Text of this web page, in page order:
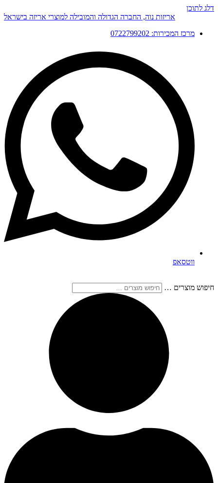
דלג לתוכן
אריזות נוה, החברה הגדולה והמובילה למוצרי אריזה בישראל
מרכז המכירות: 0722799202
ווטסאפ
חיפוש מוצרים …